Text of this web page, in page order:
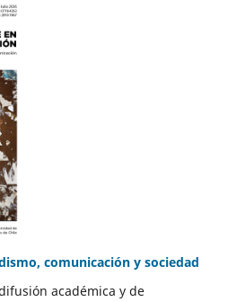
comunicación y sociedad
académica y de